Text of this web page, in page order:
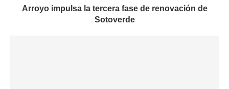
Arroyo impulsa la tercera fase de renovación de
Sotoverde